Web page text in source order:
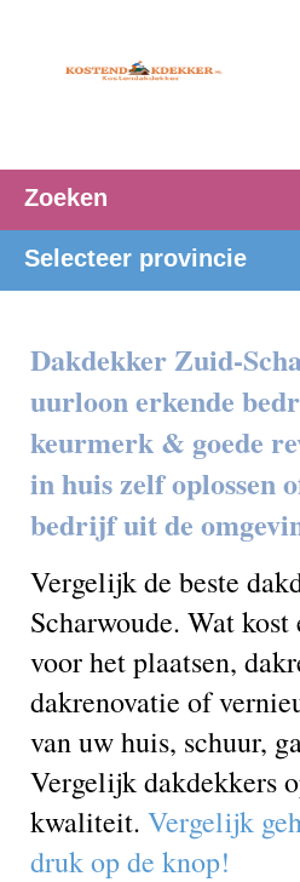
Zoeken
Selecteer provincie
Dakdekker Zuid-
uurloon erkende
keurmerk & goede
in huis zelf oplossen
bedrijf uit de
Vergelijk de beste
Scharwoude. Wat
voor het plaatsen,
dakrenovatie of
van uw huis, schuur,
Vergelijk dakdekkers
kwaliteit. Vergelijk
druk op de knop!